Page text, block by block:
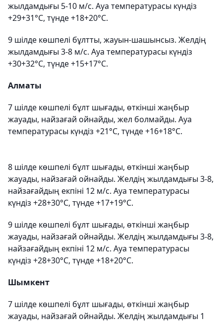
жылдамдығы 5-10 м/с. Ауа температурасы күндіз
+29+31°C, түнде +18+20°C.
9 шілде көшпелі бұлтты, жауын-шашынсыз. Желдің
жылдамдығы 3-8 м/с. Ауа температурасы күндіз
+30+32°C, түнде +15+17°C.
Алматы
7 шілде көшпелі бұлт шығады, өткінші жаңбыр
жауады, найзағай ойнайды, жел болмайды. Ауа
температурасы күндіз +21°C, түнде +16+18°C.
8 шілде көшпелі бұлт шығады, өткінші жаңбыр
жауады, найзағай ойнайды. Желдің жылдамдығы 3-8,
найзағайдың екпіні 12 м/с. Ауа температурасы
күндіз +28+30°C, түнде +17+19°C.
9 шілде көшпелі бұлт шығады, өткінші жаңбыр
жауады, найзағай ойнайды. Желдің жылдамдығы 3-8,
найзағайдың екпіні 12 м/с. Ауа температурасы
күндіз +28+30°C, түнде +18+20°C.
Шымкент
7 шілде көшпелі бұлт шығады, өткінші жаңбыр
жауады, найзағай ойнайды. Желдің жылдамдығы 1